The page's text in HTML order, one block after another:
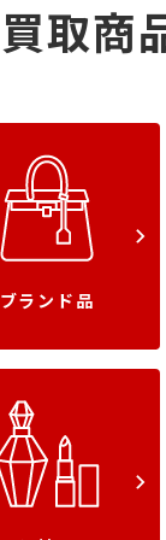
買取商
ブランド品